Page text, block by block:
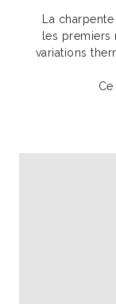
La
les
variations